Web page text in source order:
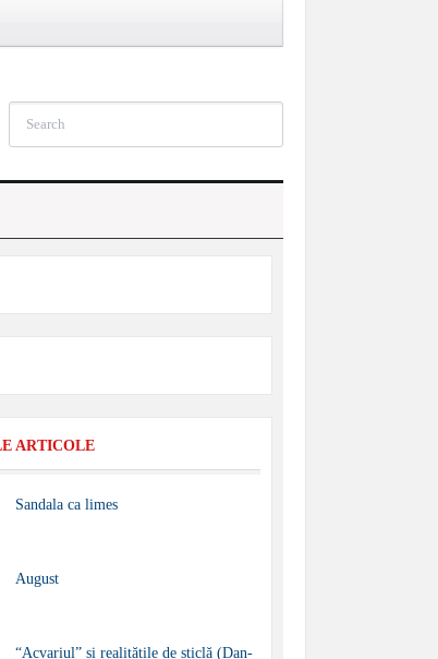
ARTICOLE
Sandala ca limes
August
“Acvariul” și realitățile de sticlă (Dan-